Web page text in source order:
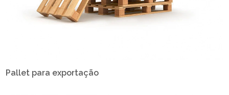
Pallet para exportação